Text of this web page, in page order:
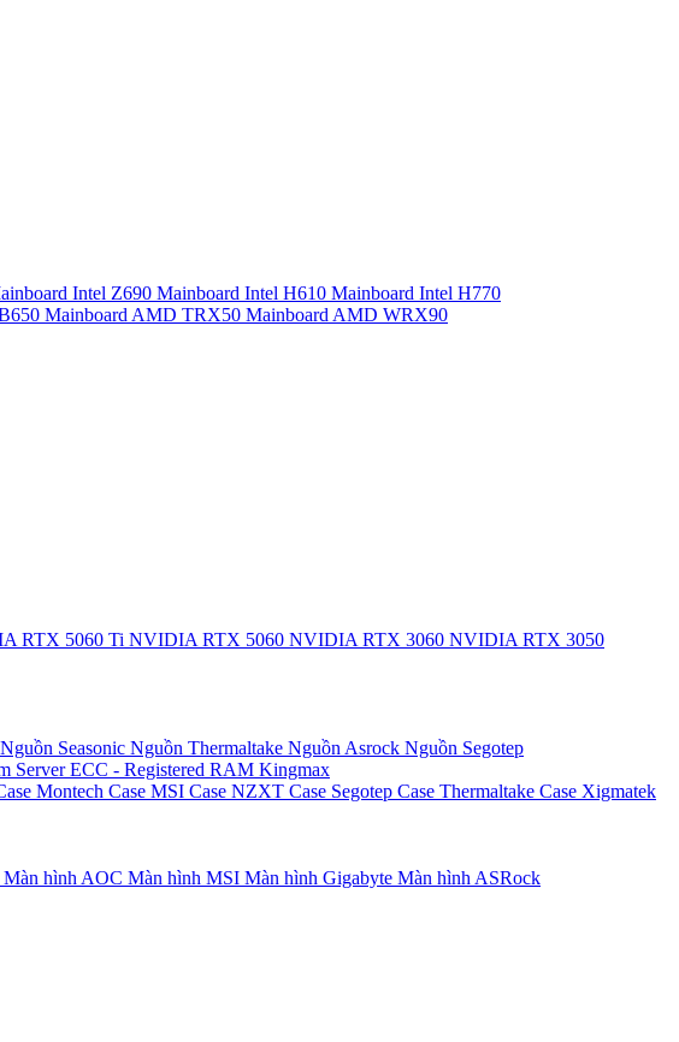
Intel Z690 Mainboard Intel H610 Mainboard Intel H770
Mainboard AMD TRX50 Mainboard AMD WRX90
RTX 5060 Ti NVIDIA RTX 5060 NVIDIA RTX 3060 NVIDIA RTX 3050
Nguồn Seasonic Nguồn Thermaltake Nguồn Asrock Nguồn Segotep
Server ECC - Registered RAM Kingmax
Montech Case MSI Case NZXT Case Segotep Case Thermaltake Case Xigmatek
Màn hình AOC Màn hình MSI Màn hình Gigabyte Màn hình ASRock